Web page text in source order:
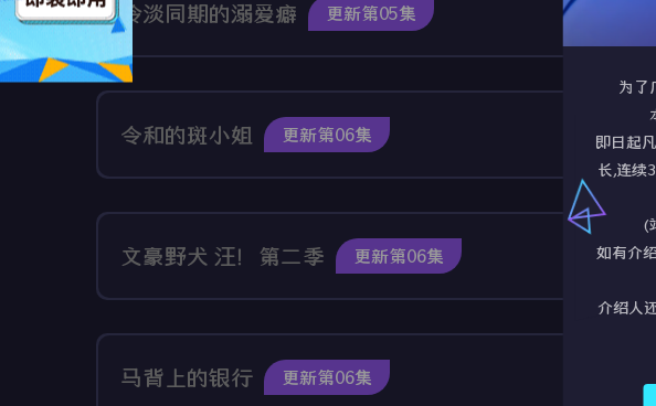
冷淡同期的溺爱癖 更新第05集
令和的斑小姐 更新第06集 日本
文豪野犬 汪！第二季 更新第06集 日本
马背上的银行 更新第06集
为了
即日起
长,连续
(
如有介
介绍人